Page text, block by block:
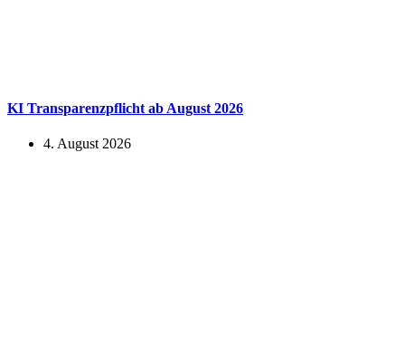
KI Transparenzpflicht ab August 2026
4. August 2026